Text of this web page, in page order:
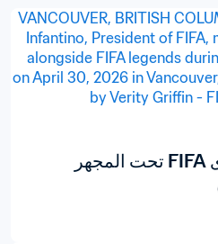
الاتحادات الأعضاء لدى FIFA تحت المجهر